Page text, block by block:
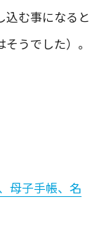
込む事になると
うでした）。
母子手帳、名